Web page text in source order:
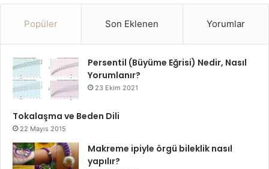
Popüler Son Eklenen Yorumlar
Persentil (Büyüme Eğrisi) Nedir, Nasıl
Yorumlanır?
23 Ekim 2021
Tokalaşma ve Beden Dili
22 Mayıs 2015
Makreme ipiyle örgü bileklik nasıl
yapılır?